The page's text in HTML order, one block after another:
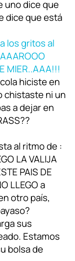
uno dice que
dice que está
los gritos al
MIER..AAA!!!
hiciste en
chistaste ni un
a dejar en
al ritmo de :
LA VALIJA
PAIS DE
LLEGO a
otro país,
sus
Estamos
bolsa de